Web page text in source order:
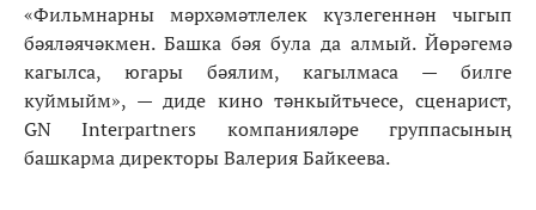
«Фильмнарны мәрхәмәтлелек күзлегеннән чыгып
бәяләячәкмен. Башка бәя була да алмый. Йөрәгемә
кагылса, югары бәялим, кагылмаса — билге
куймыйм», — диде кино тәнкыйтьчесе, сценарист,
GN Interpartners компанияләре группасының
башкарма директоры Валерия Байкеева.